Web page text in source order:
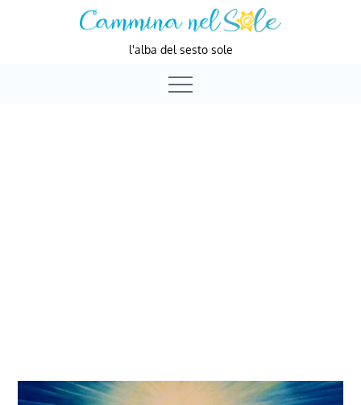
l'alba del sesto sole